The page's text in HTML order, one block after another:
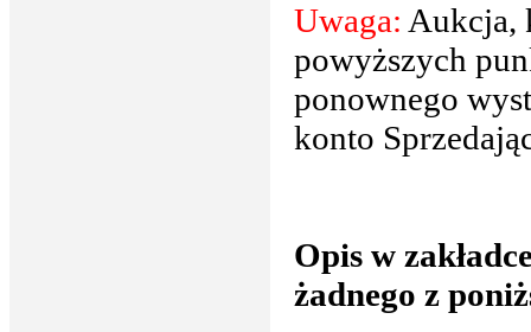
Uwaga: Aukcja,
powyższych
ponownego
konto
Opis w
żadnego z